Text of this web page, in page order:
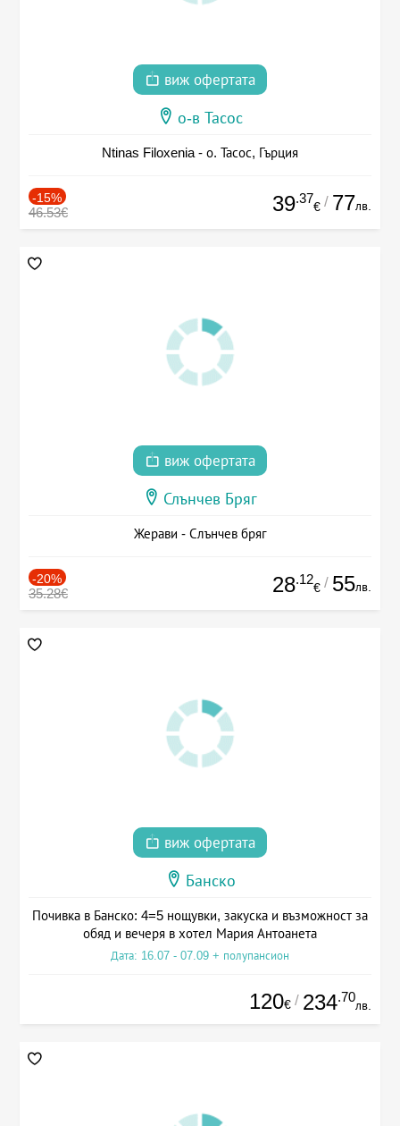
виж офертата
о-в Тасос
Ntinas Filoxenia - о. Тасос, Гърция
-15%
46.53€ 39.37
€ / 77лв.
виж офертата
Слънчев Бряг
Жерави - Слънчев бряг
-20%
35.28€ 28.12
€ / 55лв.
виж офертата
Банско
Почивка в Банско: 4=5 нощувки, закуска и възможност за
обяд и вечеря в хотел Мария Антоанета
Дата: 16.07 - 07.09 + полупансион
120€ / 234.70
лв.